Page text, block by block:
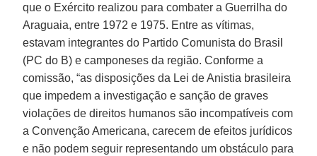
que o Exército realizou para combater a Guerrilha do
Araguaia, entre 1972 e 1975. Entre as vítimas,
estavam integrantes do Partido Comunista do Brasil
(PC do B) e camponeses da região. Conforme a
comissão, “as disposições da Lei de Anistia brasileira
que impedem a investigação e sanção de graves
violações de direitos humanos são incompatíveis com
a Convenção Americana, carecem de efeitos jurídicos
e não podem seguir representando um obstáculo para